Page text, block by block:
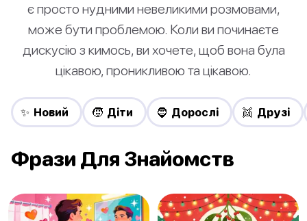
є просто нудними невеликими розмовами,
може бути проблемою. Коли ви починаєте
дискусію з кимось, ви хочете, щоб вона була
цікавою, проникливою та цікавою.
✨ Новий 🧒 Діти 🧔 Дорослі 👯 Друзі
Фрази Для Знайомств